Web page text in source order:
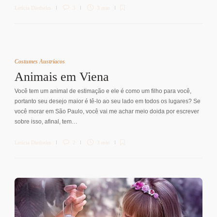
Letícia Diethelm 3 min
Costumes Austríacos
Animais em Viena
Você tem um animal de estimação e ele é como um filho para você,
portanto seu desejo maior é tê-lo ao seu lado em todos os lugares? Se
você morar em São Paulo, você vai me achar meio doida por escrever
sobre isso, afinal, tem…
Letícia Diethelm 3 min